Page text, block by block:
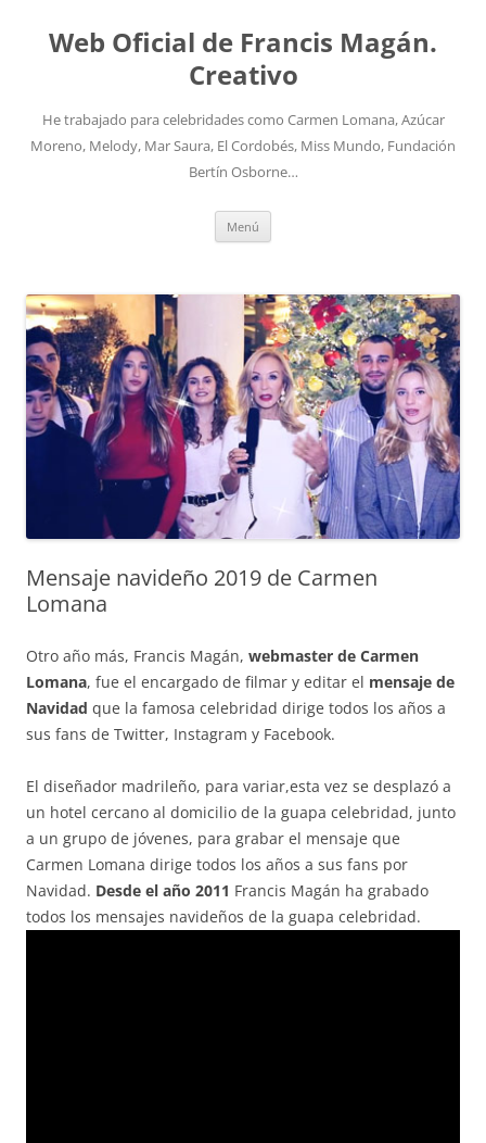
contenido
Web Oficial de Francis Magán.
Creativo
He trabajado para celebridades como Carmen Lomana, Azúcar
Moreno, Melody, Mar Saura, El Cordobés, Miss Mundo, Fundación
Bertín Osborne…
Menú
Mensaje navideño 2019 de Carmen
Lomana
Otro año más, Francis Magán, webmaster de Carmen
Lomana, fue el encargado de filmar y editar el mensaje de
Navidad que la famosa celebridad dirige todos los años a
sus fans de Twitter, Instagram y Facebook.
El diseñador madrileño, para variar,esta vez se desplazó a
un hotel cercano al domicilio de la guapa celebridad, junto
a un grupo de jóvenes, para grabar el mensaje que
Carmen Lomana dirige todos los años a sus fans por
Navidad. Desde el año 2011 Francis Magán ha grabado
todos los mensajes navideños de la guapa celebridad.